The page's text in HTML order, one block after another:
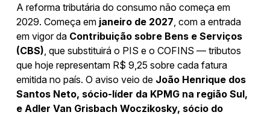
A reforma tributária do consumo não começa em
2029. Começa em janeiro de 2027 , com a entrada
em vigor da Contribuição sobre Bens e Serviços
(CBS) , que substituirá o PIS e o COFINS — tributos
que hoje representam R$ 9,25 sobre cada fatura
emitida no país. O aviso veio de João Henrique dos
Santos Neto, sócio-líder da KPMG na região Sul,
e Adler Van Grisbach Woczikosky, sócio do